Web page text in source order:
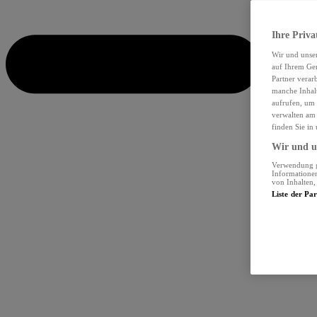
Ihre
Wir und
auf Ihrem
Partner
manche
aufrufen, um
verwalten
finden Sie in
Wir und
Verwendung
von Inhalten,
Liste der